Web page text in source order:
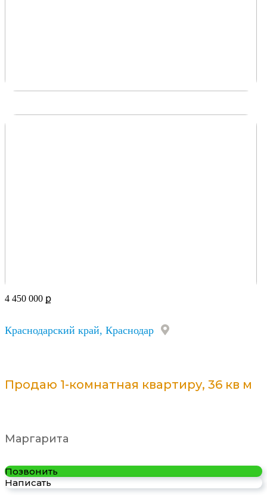
4 450 000 ք
Краснодарский край, Краснодар
Продаю 1-комнатная квартиру, 36 кв м
Маргарита
Позвонить
Написать